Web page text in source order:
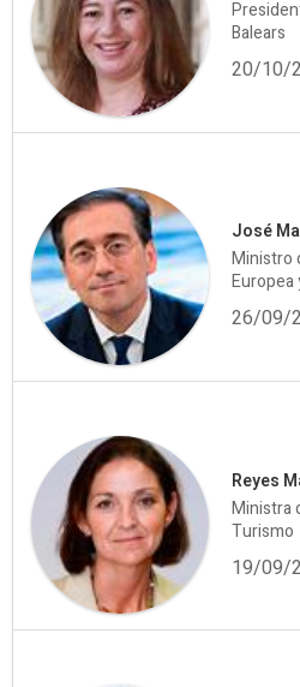
Balears
20/10/
José
Ministro
Europea
26/09/
Reyes
Ministra
Turismo
19/09/